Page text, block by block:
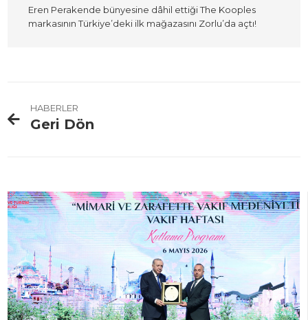
Eren Perakende bünyesine dâhil ettiği The Kooples
markasının Türkiye’deki ilk mağazasını Zorlu’da açtı!
HABERLER
Geri Dön